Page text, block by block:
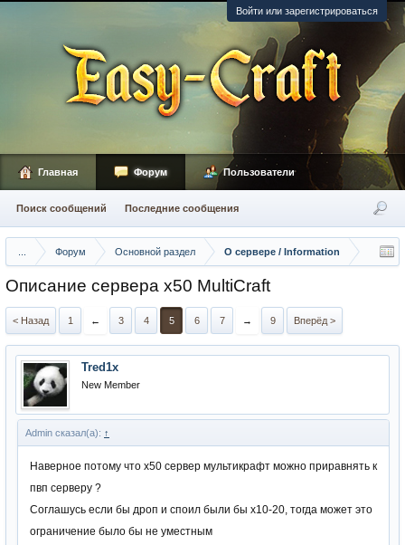
Войти или зарегистрироваться
Форум Основной раздел О сервере / Information
Описание сервера х50 MultiCraft
< Назад 1 ← 3 4 5 6 7 → 9 Вперёд >
Tred1x
New Member
Admin сказал(а): ↑
Наверное потому что х50 сервер мультикрафт можно приравнять к
пвп серверу ?
Соглашусь если бы дроп и споил были бы х10-20, тогда может это
ограничение было бы не уместным
Главная Форум
Поиск сообщений Последние сообщения
Пользователи